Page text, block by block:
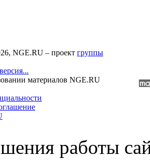
NGE.RU – проект группы
материалов NGE.RU
работы